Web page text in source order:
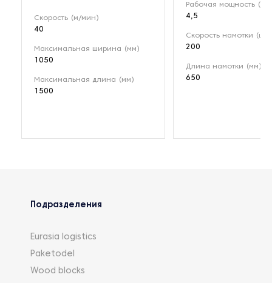
Скорость (м/мин)
40
Максимальная ширина (мм)
1050
Максимальная длина (мм)
1500
Рабочая мощность
4,5
Скорость намотки (шт.)
200
Длина намотки (мм)
650
Подразделения
Eurasia logistics
Paketodel
Wood blocks